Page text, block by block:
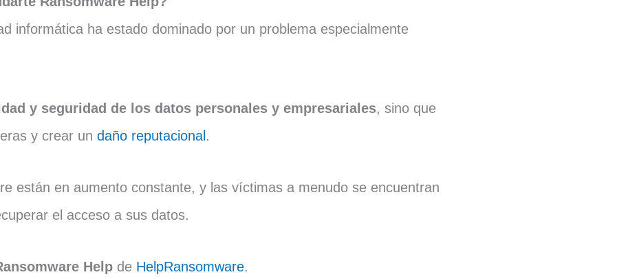
informática ha estado dominado por un problema especialmente
y seguridad de los datos personales y empresariales, sino que
y crear un daño reputacional .
están en aumento constante, y las víctimas a menudo se encuentran
el acceso a sus datos.
Help de HelpRansomware.